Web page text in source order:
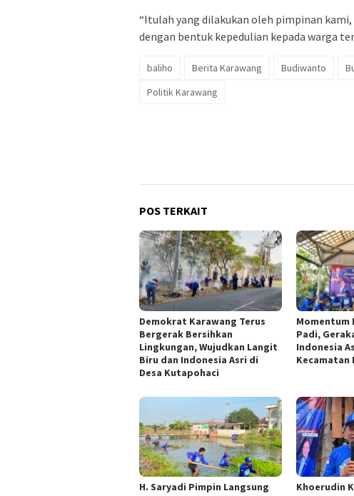
“Itulah yang dilakukan oleh pimpinan
dengan bentuk kepedulian kepada warga
baliho Berita Karawang Budiwanto
Politik Karawang
POS TERKAIT
Demokrat Karawang Terus
Bergerak Bersihkan
Lingkungan, Wujudkan Langit
Biru dan Indonesia Asri di
Desa Kutapohaci
Momentum
Padi,
Indonesia
Kecamatan
H. Saryadi Pimpin Langsung
Khoerudin